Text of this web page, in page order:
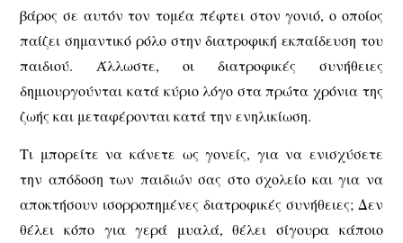
βάρος σε αυτόν τον τομέα πέφτει στον γονιό, ο οποίος
παίζει σημαντικό ρόλο στην διατροφική εκπαίδευση του
παιδιού. Άλλωστε, οι διατροφικές συνήθειες
δημιουργούνται κατά κύριο λόγο στα πρώτα χρόνια της
ζωής και μεταφέρονται κατά την ενηλικίωση.
Τι μπορείτε να κάνετε ως γονείς, για να ενισχύσετε
την απόδοση των παιδιών σας στο σχολείο και για να
αποκτήσουν ισορροπημένες διατροφικές συνήθειες; Δεν
θέλει κόπο για γερά μυαλά, θέλει σίγουρα κάποιο